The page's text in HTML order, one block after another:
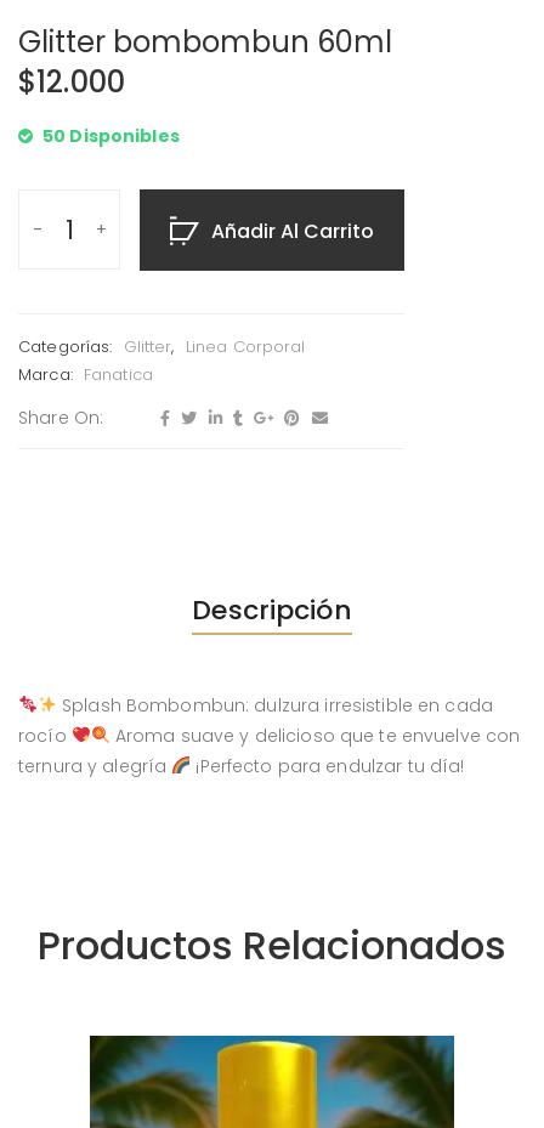
Glitter bombombun 60ml
$12.000
50 Disponibles
Añadir Al Carrito
Categorías: Glitter, Linea Corporal
Marca: Fanatica
Share On:
Descripción
Splash Bombombun: dulzura irresistible en cada
rocío
Aroma suave y delicioso que te envuelve con
ternura y alegría
¡Perfecto para endulzar tu día!
Productos Relacionados